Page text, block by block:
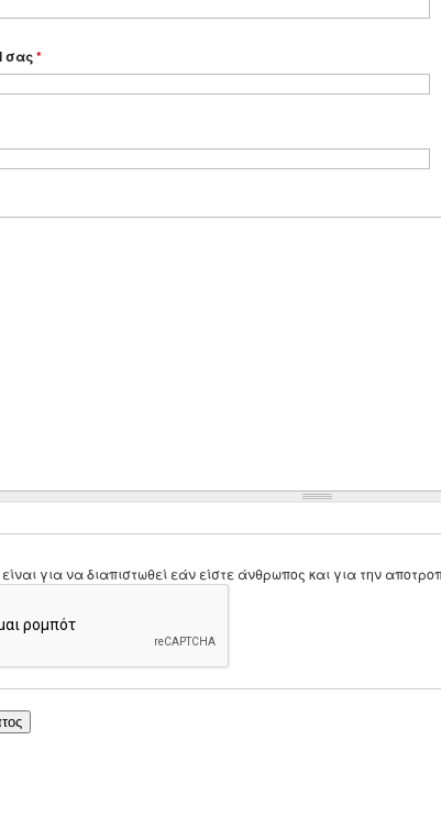
σας*
για να διαπιστωθεί εάν είστε άνθρωπος και για την